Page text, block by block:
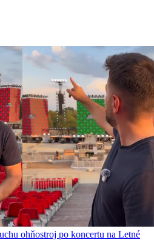
ohňostroj po koncertu na Letné